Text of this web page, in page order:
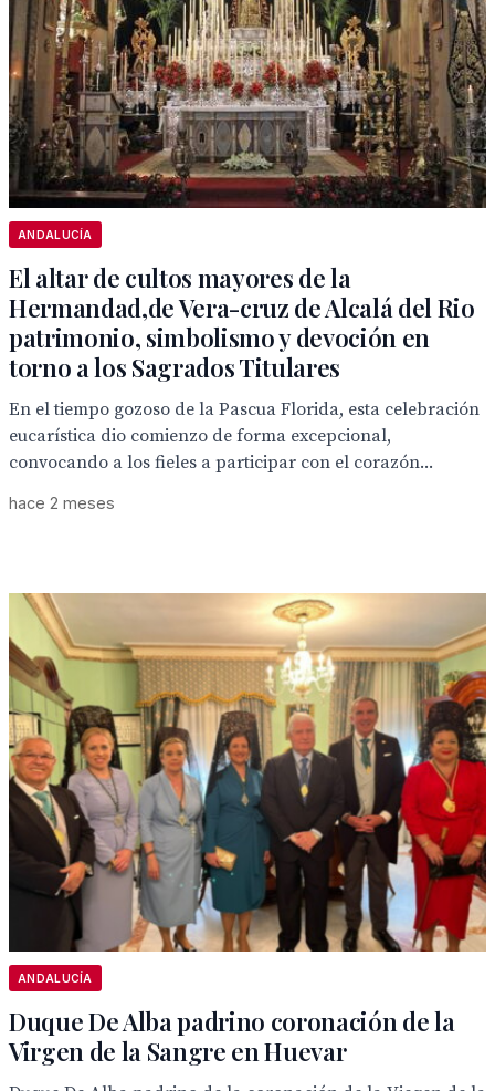
ANDALUCÍA
El altar de cultos mayores de la
Hermandad,de Vera-cruz de Alcalá del Rio
patrimonio, simbolismo y devoción en
torno a los Sagrados Titulares
En el tiempo gozoso de la Pascua Florida, esta celebración
eucarística dio comienzo de forma excepcional,
convocando a los fieles a participar con el corazón...
hace 2 meses
ANDALUCÍA
Duque De Alba padrino coronación de la
Virgen de la Sangre en Huevar